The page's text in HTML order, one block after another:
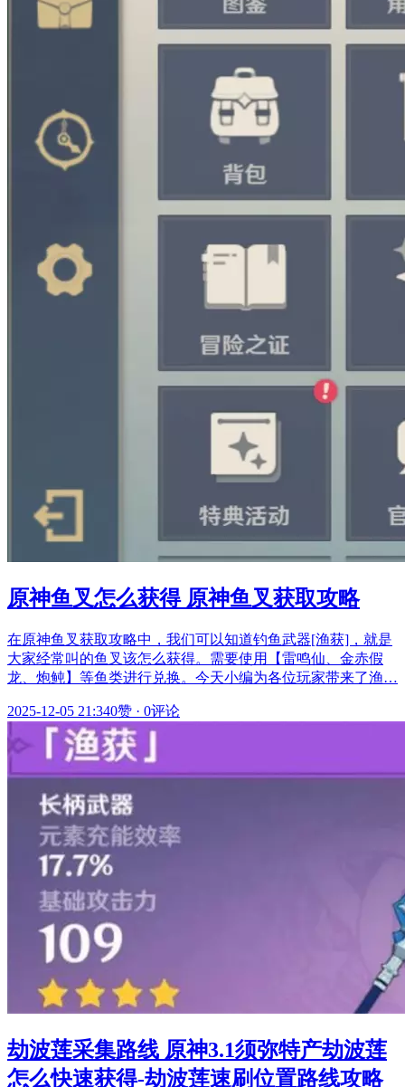
原神鱼叉怎么获得 原神鱼叉获取攻略
在原神鱼叉获取攻略中，我们可以知道钓鱼武器[渔获]，就是
大家经常叫的鱼叉该怎么获得。需要使用【雷鸣仙、金赤假
龙、炮鲀】等鱼类进行兑换。今天小编为各位玩家带来了渔…
2025-12-05 21:340赞 · 0评论
劫波莲采集路线 原神3.1须弥特产劫波莲
怎么快速获得-劫波莲速刷位置路线攻略